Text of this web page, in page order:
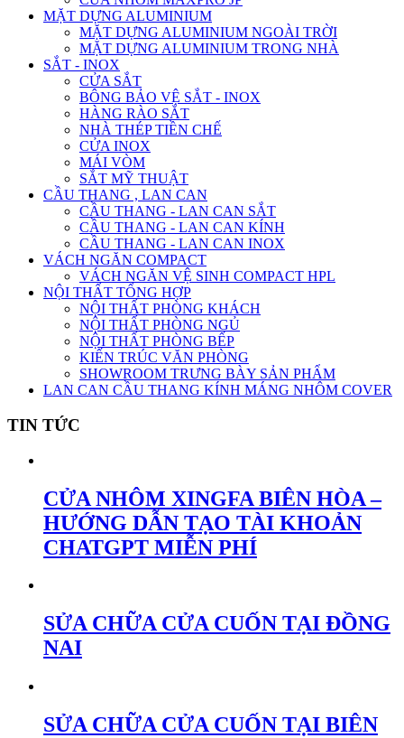
MẶT DỰNG ALUMINIUM
MẶT DỰNG ALUMINIUM NGOÀI TRỜI
MẶT DỰNG ALUMINIUM TRONG NHÀ
SẮT - INOX
CỬA SẮT
BÔNG BẢO VỆ SẮT - INOX
HÀNG RÀO SẮT
NHÀ THÉP TIỀN CHẾ
CỬA INOX
MÁI VÒM
SẮT MỸ THUẬT
CẦU THANG , LAN CAN
CẦU THANG - LAN CAN SẮT
CẦU THANG - LAN CAN KÍNH
CẦU THANG - LAN CAN INOX
VÁCH NGĂN COMPACT
VÁCH NGĂN VỆ SINH COMPACT HPL
NỘI THẤT TỔNG HỢP
NỘI THẤT PHÒNG KHÁCH
NỘI THẤT PHÒNG NGỦ
NỘI THẤT PHÒNG BẾP
KIẾN TRÚC VĂN PHÒNG
SHOWROOM TRƯNG BÀY SẢN PHẨM
LAN CAN CẦU THANG KÍNH MÁNG NHÔM COVER
TIN TỨC
CỬA NHÔM XINGFA BIÊN HÒA –
HƯỚNG DẪN TẠO TÀI KHOẢN
CHATGPT MIỄN PHÍ
SỬA CHỮA CỬA CUỐN TẠI ĐỒNG
NAI
SỬA CHỮA CỬA CUỐN TẠI BIÊN